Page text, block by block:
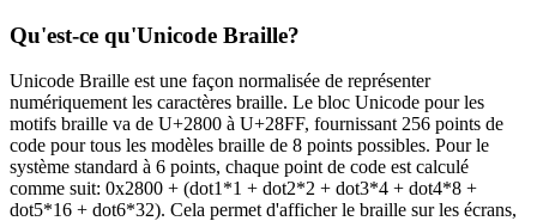
Qu'est-ce qu'Unicode Braille?
Unicode Braille est une façon normalisée de représenter
numériquement les caractères braille. Le bloc Unicode pour les
motifs braille va de U+2800 à U+28FF, fournissant 256 points de
code pour tous les modèles braille de 8 points possibles. Pour le
système standard à 6 points, chaque point de code est calculé
comme suit: 0x2800 + (dot1*1 + dot2*2 + dot3*4 + dot4*8 +
dot5*16 + dot6*32). Cela permet d'afficher le braille sur les écrans,